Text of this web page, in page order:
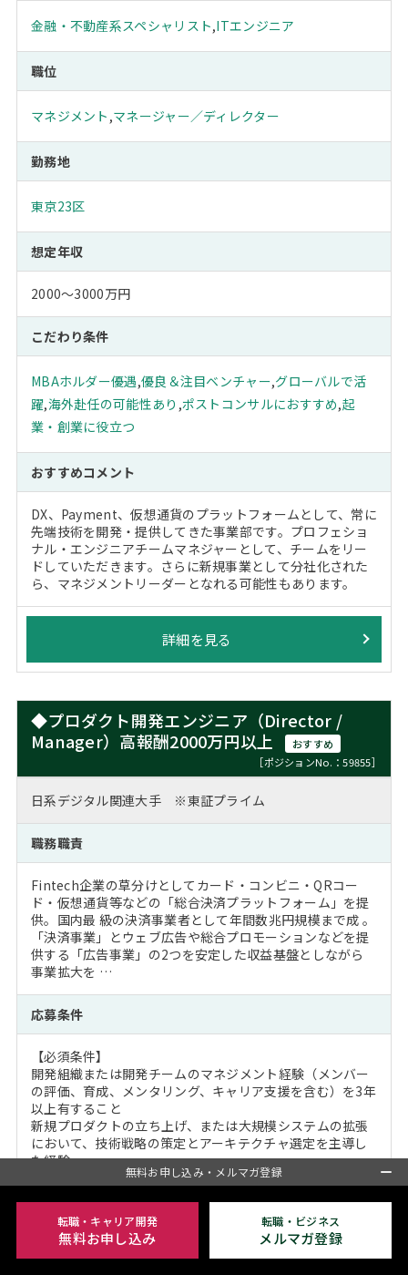
金融・不動産系スペシャリスト,ITエンジニア
職位
マネジメント ,マネージャー／ディレクター
勤務地
東京23区
想定年収
2000～3000万円
こだわり条件
MBAホルダー優遇,優良＆注目ベンチャー,グローバルで活
躍,海外赴任の可能性あり ,ポストコンサルにおすすめ,起
業・創業に役立つ
おすすめコメント
DX、Payment、仮想通貨のプラットフォームとして、常に
先端技術を開発・提供してきた事業部です。プロフェショ
ナル・エンジニアチームマネジャーとして、チームをリー
ドしていただきます。さらに新規事業として分社化された
ら、マネジメントリーダーとなれる可能性もあります。
詳細を見る
◆プロダクト開発エンジニア（Director /
Manager）高報酬2000万円以上
おすすめ
［ポジションNo.：59855］
日系デジタル関連大手 ※東証プライム
職務職責
Fintech企業の草分けとしてカード・コンビニ・QRコー
ド・仮想通貨等などの「総合決済プラットフォーム」を提
供。国内最 級の決済事業者として年間数兆円規模まで成 。
「決済事業」とウェブ広告や総合プロモーションなどを提
供する「広告事業」の2つを安定した収益基盤としながら
事業拡大を …
応募条件
【必須条件】
開発組織または開発チームのマネジメント経験（メンバー
の評価、育成、メンタリング、キャリア支援を含む）を3年
以上有すること
新規プロダクトの立ち上げ、または大規模システムの拡張
において、技術戦略の策定とアーキテクチャ選定を主導し
た経験
アジャイル開発、CI/CD、 …
会社紹介
インターネットとともに時代を創ってきた、東証プライム
無料お申し込み・メルマガ登録
転職・キャリア開発
無料お申し込み
転職・ビジネス
メルマガ登録